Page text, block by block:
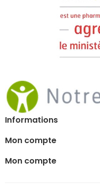
Informations
Mon compte
Mon compte